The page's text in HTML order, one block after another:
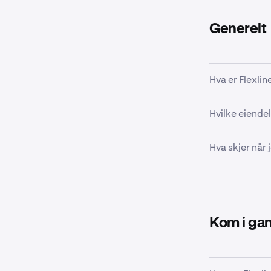
Generelt
Hva er
Flexline er et
Hvilke
Du kan låne
som
tilhørende
Hva skjer når
Kom i